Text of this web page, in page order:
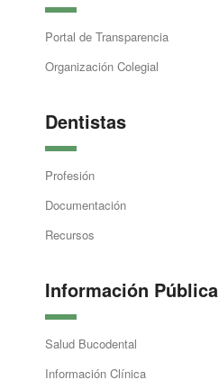
Portal de Transparencia
Organización Colegial
Dentistas
Profesión
Documentación
Recursos
Información Pública
Salud Bucodental
Información Clínica